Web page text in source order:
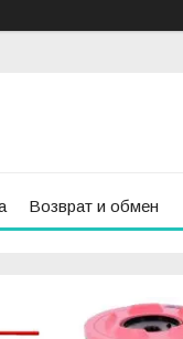
Возврат и обмен